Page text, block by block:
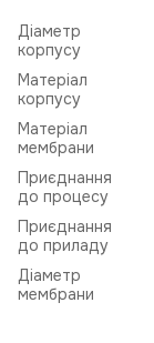
Діаметр
корпусу
Матеріал
корпусу
Матеріал
мембрани
Приєднання
до процесу
Приєднання
до приладу
Діаметр
мембрани